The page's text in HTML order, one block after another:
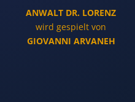
ANWALT DR. LORENZ
wird gespielt von
GIOVANNI ARVANEH